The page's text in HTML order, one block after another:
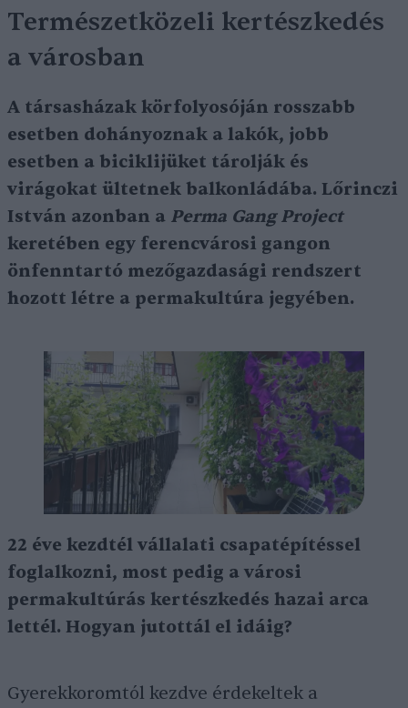
Természetközeli kertészkedés
a városban
A társasházak körfolyosóján rosszabb
esetben dohányoznak a lakók, jobb
esetben a biciklijüket tárolják és
virágokat ültetnek balkonládába. Lőrinczi
István azonban a Perma Gang Project
keretében egy ferencvárosi gangon
önfenntartó mezőgazdasági rendszert
hozott létre a permakultúra jegyében.
22 éve kezdtél vállalati csapatépítéssel
foglalkozni, most pedig a városi
permakultúrás kertészkedés hazai arca
lettél. Hogyan jutottál el idáig?
Gyerekkoromtól kezdve érdekeltek a